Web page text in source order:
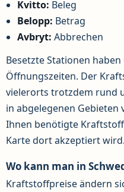
Kvitto: Beleg
Belopp: Betrag
Avbryt: Abbrechen
Besetzte Stationen
Öffnungszeiten. Der
vielerorts trotzdem rund
in abgelegenen Gebieten
Ihnen benötigte
Karte dort akzeptiert wird.
Wo kann man in
Kraftstoffpreise ändern